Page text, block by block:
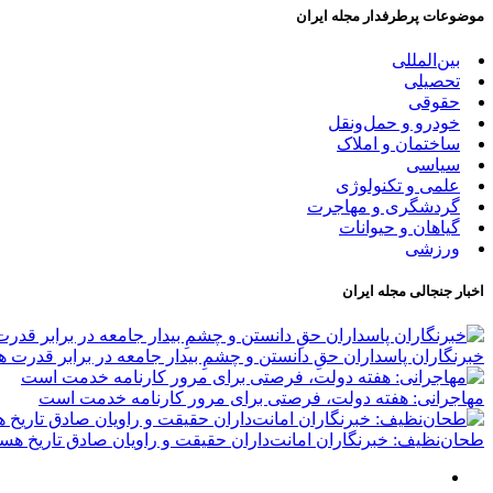
موضوعات پرطرفدار مجله ایران
بین‌المللی
تحصیلی
حقوقی
خودرو و حمل‌و‌نقل
ساختمان و املاک
سیاسی
علمی و تکنولوژی
گردشگری و مهاجرت
گیاهان و حیوانات
ورزشی
اخبار جنجالی مجله ایران
‏خبرنگاران پاسداران حقِ دانستن و چشمِ بیدار جامعه در برابر قدرت
مهاجرانی: هفته دولت، فرصتی برای مرور کارنامه خدمت است
طحان‌نظیف: خبرنگاران امانت‌داران حقیقت و راویان صادق تاریخ‌